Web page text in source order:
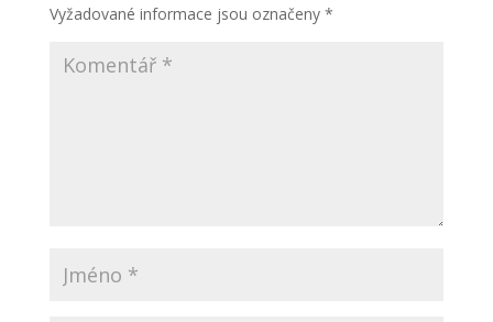
Vyžadované informace jsou označeny *